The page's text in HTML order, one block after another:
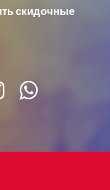
скидочные